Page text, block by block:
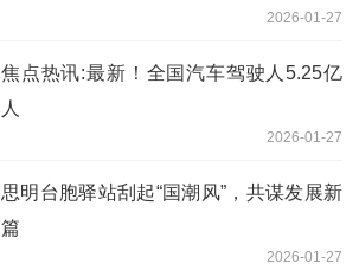
2026-01-27
焦点热讯:最新！全国汽车驾驶人5.25亿
人
2026-01-27
思明台胞驿站刮起“国潮风”，共谋发展新
篇
2026-01-27